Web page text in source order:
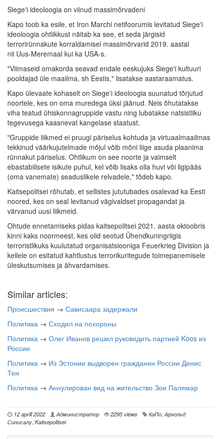
Siege'i ideoloogia on viinud massimõrvadeni
Kapo toob ka esile, et Iron Marchi netifoorumis levitatud Siege'i
ideoloogia ohtlikkust näitab ka see, et seda järgisid
terrorirünnakute korraldamisel massimõrvarid 2019. aastal
nii Uus-Meremaal kui ka USA-s.
"Viimaseid omakorda seavad endale eeskujuks Siege'i kultuuri
pooldajad üle maailma, sh Eestis," lisatakse aastaraamatus.
Kapo ülevaate kohaselt on Siege'i ideoloogia suunatud tõrjutud
noortele, kes on oma muredega üksi jäänud. Neis õhutatakse
viha teatud ühiskonnagruppide vastu ning lubatakse natsistliku
tegevusega kaasnevat kangelase staatust.
"Gruppide liikmed ei pruugi päriselus kohtuda ja virtuaalmaailmas
tekkinud väärkujutelmade mõjul võib mõni liige asuda plaanima
rünnakut päriselus. Ohtlikum on see noorte ja vaimselt
ebastabiilsete isikute puhul, kel võib lisaks olla huvi või ligipääs
(oma vanemate) seaduslikele relvadele," tõdeb kapo.
Kaitsepolitsei rõhutab, et sellistes jututubades osalevad ka Eesti
noored, kes on seal levitanud vägivaldset propagandat ja
värvanud uusi liikmeid.
Ohtude ennetamiseks pidas kaitsepolitsei 2021. aasta oktoobris
kinni kaks noormeest, kes olid seotud Ühendkuningriigis
terroristlikuks kuulutatud organisatsiooniga Feuerkrieg Division ja
kellele on esitatud kahtlustus terrorikuritegude toimepanemisele
üleskutsumises ja ähvardamises.
Similar articles:
Происшествия → Сависаара задержали
Политика → Сходил на похороны
Политика → Олег Иванов решил руководить партией Koos из
России
Политика → Из Эстонии выдворен гражданин России Денис
Тен
Политика → Аннулирован вид на жительство Зои Палямар
12 aprill 2022 Администратор 2295 views КаПо, Арнольд
Синисалу, Kaitsepolitsei